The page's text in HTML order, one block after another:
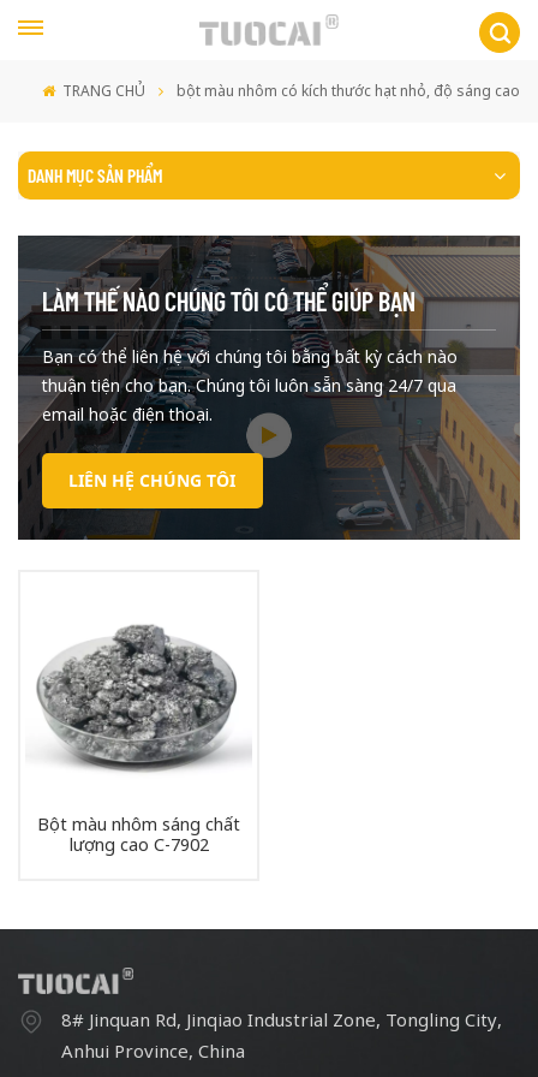
TRANG CHỦ bột màu nhôm có kích thước hạt nhỏ, độ sáng cao
DANH MỤC SẢN PHẨM
LÀM THẾ NÀO CHÚNG TÔI CÓ THỂ GIÚP BẠN
Bạn có thể liên hệ với chúng tôi bằng bất kỳ cách nào
thuận tiện cho bạn. Chúng tôi luôn sẵn sàng 24/7 qua
email hoặc điện thoại.
LIÊN HỆ CHÚNG TÔI
Bột màu nhôm sáng chất
lượng cao C-7902
8# Jinquan Rd, Jinqiao Industrial Zone, Tongling City,
Anhui Province, China